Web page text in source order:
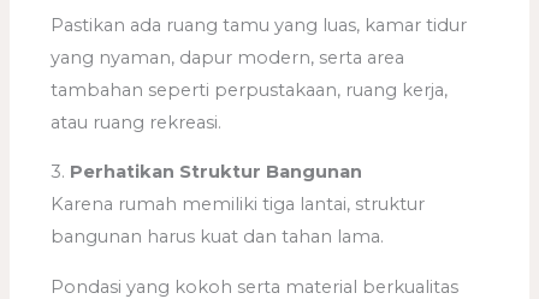
Pastikan ada ruang tamu yang luas, kamar tidur
yang nyaman, dapur modern, serta area
tambahan seperti perpustakaan, ruang kerja,
atau ruang rekreasi.
3. Perhatikan Struktur Bangunan
Karena rumah memiliki tiga lantai, struktur
bangunan harus kuat dan tahan lama.
Pondasi yang kokoh serta material berkualitas